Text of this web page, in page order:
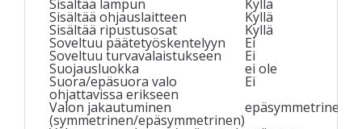
Sisältää lampun Kyllä
Sisältää ohjauslaitteen Kyllä
Sisältää ripustusosat Kyllä
Soveltuu päätetyöskentelyyn Ei
Soveltuu turvavalaistukseen Ei
Suojausluokka ei ole
Suora/epäsuora valo
ohjattavissa erikseen
Ei
Valon jakautuminen
(symmetrinen/epäsymmetrinen)
epäsymmetrinen